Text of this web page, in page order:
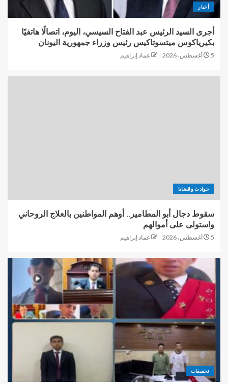
أخبار
أجرى السيد الرئيس عبد الفتاح السيسي، اليوم، اتصالًا هاتفيًا
بكيرياكوس ميتسوتاكيس رئيس وزراء جمهورية اليونان
5 أغسطس، 2026 عماد إبراهيم
حوادث وقضايا
سقوط دجال أبو المطامير.. أوهم المواطنين بالعلاج الروحاني
واستولى على أموالهم
5 أغسطس، 2026 عماد إبراهيم
تحقيقات